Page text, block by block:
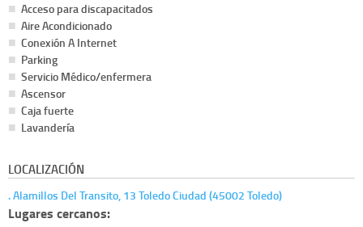
Acceso para discapacitados
Aire Acondicionado
Conexión A Internet
Parking
Servicio Médico/enfermera
Ascensor
Caja fuerte
Lavandería
LOCALIZACIÓN
. Alamillos Del Transito, 13 Toledo Ciudad (45002 Toledo)
Lugares cercanos: